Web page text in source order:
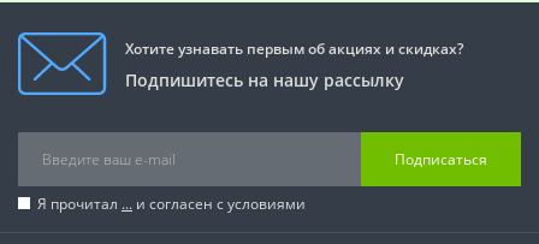
Хотите узнавать первым об акциях и скидках?
Подпишитесь на нашу рассылку
Подписаться
Я прочитал ... и согласен с условиями